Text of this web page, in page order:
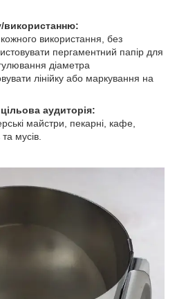
використанню:
використання, без
пергаментний папір для
діаметра
лінійку або маркування на
аудиторія:
майстри, пекарні, кафе,
мусів.